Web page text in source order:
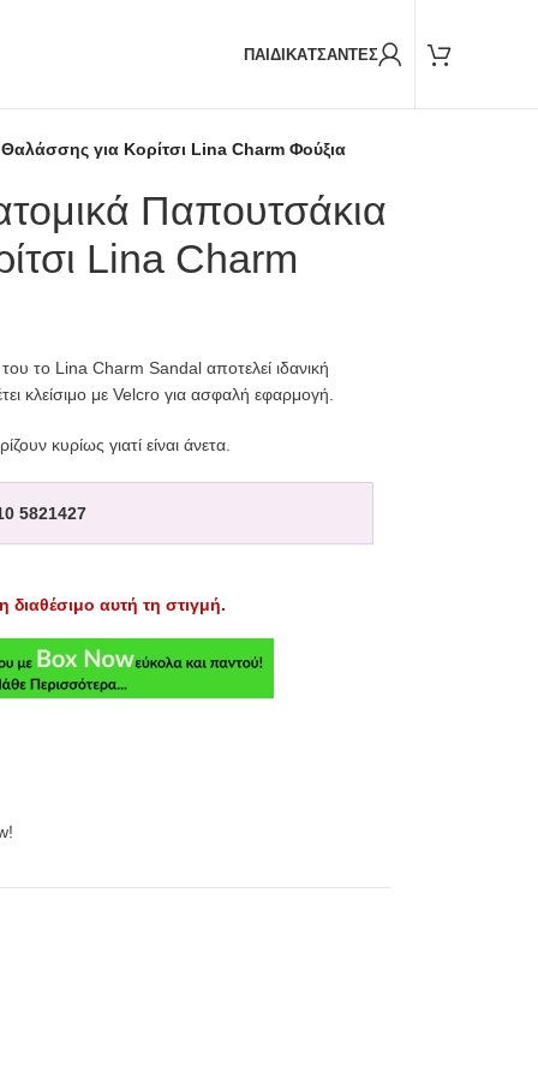
ΠΑΙΔΙΚΑΤΣΑΝΤΕΣ
για Κορίτσι Lina Charm Φούξια
Παπουτσάκια
Lina Charm
το Lina Charm Sandal αποτελεί ιδανική
κλείσιμο με Velcro για ασφαλή εφαρμογή.
κυρίως γιατί είναι άνετα.
5821427
διαθέσιμο αυτή τη στιγμή.